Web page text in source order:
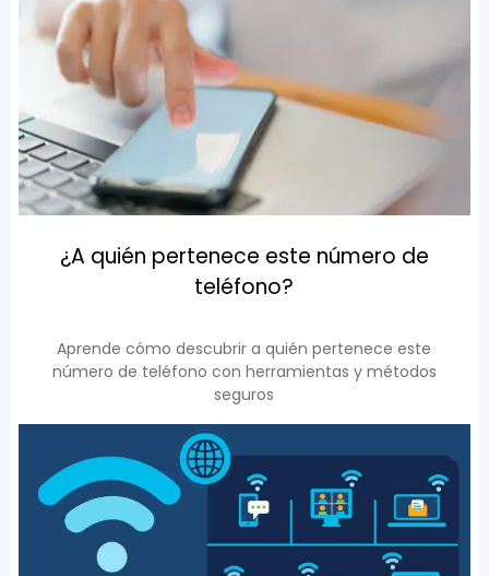
¿A quién pertenece este número de
teléfono?
Aprende cómo descubrir a quién pertenece este
número de teléfono con herramientas y métodos
seguros